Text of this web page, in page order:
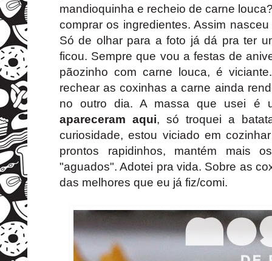
mandioquinha e recheio de carne
comprar os ingredientes. Assim
Só de olhar para a foto já dá pra ter
ficou. Sempre que vou a festas de
pãozinho com carne louca, é
rechear as coxinhas a carne ainda
no outro dia. A massa que usei é
apareceram aqui, só troquei a
curiosidade, estou viciado em
prontos rapidinhos, mantém mais
"aguados". Adotei pra vida. Sobre as
das melhores que eu já fiz/comi.